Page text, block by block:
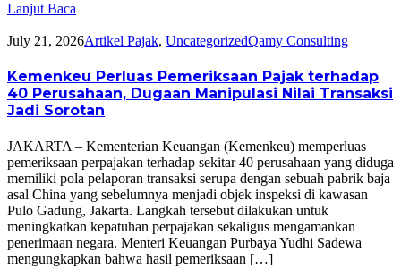
Lanjut Baca
July 21, 2026Artikel Pajak, UncategorizedQamy Consulting
Kemenkeu Perluas Pemeriksaan Pajak terhadap
40 Perusahaan, Dugaan Manipulasi Nilai Transaksi
Jadi Sorotan
JAKARTA – Kementerian Keuangan (Kemenkeu) memperluas
pemeriksaan perpajakan terhadap sekitar 40 perusahaan yang diduga
memiliki pola pelaporan transaksi serupa dengan sebuah pabrik baja
asal China yang sebelumnya menjadi objek inspeksi di kawasan
Pulo Gadung, Jakarta. Langkah tersebut dilakukan untuk
meningkatkan kepatuhan perpajakan sekaligus mengamankan
penerimaan negara. Menteri Keuangan Purbaya Yudhi Sadewa
mengungkapkan bahwa hasil pemeriksaan […]